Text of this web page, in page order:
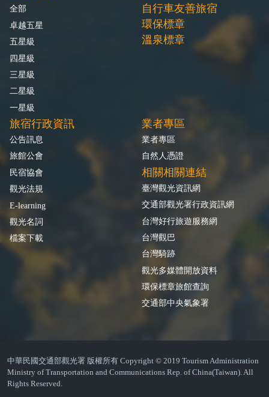
全部
卓越五星
五星級
四星級
三星級
二星級
一星級
自行車友善旅宿
環保標章
溫泉標章
旅宿行政資訊
公告訊息
旅館公會
民宿協會
觀光法規
E-learning
觀光名詞
檔案下載
業者專區
業者專區
自然人憑證
相關相關連結
臺灣觀光資訊網
交通部觀光署行政資訊網
台灣好行旅遊服務網
台灣觀巴
台灣騎跡
觀光多媒體開放資料
環保標章旅館查詢
交通部中央氣象署
中華民國交通部觀光署 版權所有 Copyright © 2019 Tourism Administration
Ministry of Transportation and Communications Rep. of China(Taiwan). All
Rights Reserved.